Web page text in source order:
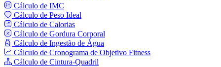
Cálculo de IMC
Cálculo de Peso Ideal
Cálculo de Calorias
Cálculo de Gordura Corporal
Cálculo de Ingestão de Água
Cálculo de Cronograma de Objetivo Fitness
Cálculo de Cintura-Quadril